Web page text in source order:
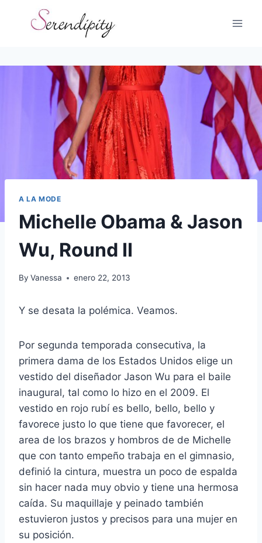
A LA MODE
Michelle Obama & Jason
Wu, Round II
By Vanessa enero 22, 2013
Y se desata la polémica. Veamos.
Por segunda temporada consecutiva, la
primera dama de los Estados Unidos elige un
vestido del diseñador Jason Wu para el baile
inaugural, tal como lo hizo en el 2009. El
vestido en rojo rubí es bello, bello, bello y
favorece justo lo que tiene que favorecer, el
area de los brazos y hombros de de Michelle
que con tanto empeño trabaja en el gimnasio,
definió la cintura, muestra un poco de espalda
sin hacer nada muy obvio y tiene una hermosa
caída. Su maquillaje y peinado también
estuvieron justos y precisos para una mujer en
su posición.